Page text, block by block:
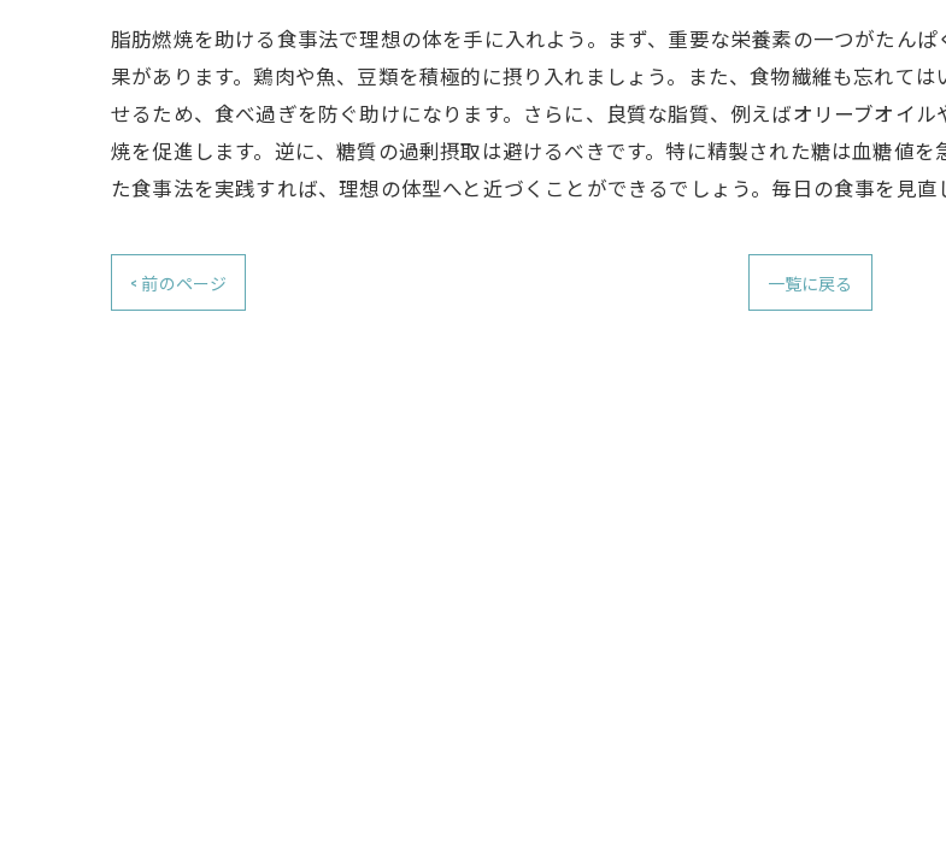
脂肪燃焼を助ける食事法で理想の体を手に入れよう。まず、重要な栄養素の一つがたん
果があります。鶏肉や魚、豆類を積極的に摂り入れましょう。また、食物繊維も忘れて
せるため、食べ過ぎを防ぐ助けになります。さらに、良質な脂質、例えばオリーブオイ
焼を促進します。逆に、糖質の過剰摂取は避けるべきです。特に精製された糖は血糖値
た食事法を実践すれば、理想の体型へと近づくことができるでしょう。毎日の食事を見
< 前のページ 一覧に戻る